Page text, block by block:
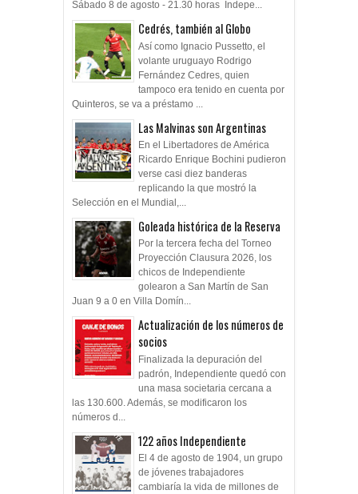
Sábado 8 de agosto - 21.30 horas Indepe...
Cedrés, también al Globo
Así como Ignacio Pussetto, el
volante uruguayo Rodrigo
Fernández Cedres, quien
tampoco era tenido en cuenta por
Quinteros, se va a préstamo ...
Las Malvinas son Argentinas
En el Libertadores de América
Ricardo Enrique Bochini pudieron
verse casi diez banderas
replicando la que mostró la
Selección en el Mundial,...
Goleada histórica de la Reserva
Por la tercera fecha del Torneo
Proyección Clausura 2026, los
chicos de Independiente
golearon a San Martín de San
Juan 9 a 0 en Villa Domín...
Actualización de los números de
socios
Finalizada la depuración del
padrón, Independiente quedó con
una masa societaria cercana a
las 130.600. Además, se modificaron los
números d...
122 años Independiente
El 4 de agosto de 1904, un grupo
de jóvenes trabajadores
cambiaría la vida de millones de